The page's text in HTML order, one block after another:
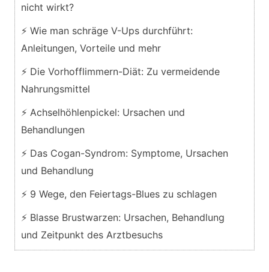
nicht wirkt?
⚡ Wie man schräge V-Ups durchführt:
Anleitungen, Vorteile und mehr
⚡ Die Vorhofflimmern-Diät: Zu vermeidende
Nahrungsmittel
⚡ Achselhöhlenpickel: Ursachen und
Behandlungen
⚡ Das Cogan-Syndrom: Symptome, Ursachen
und Behandlung
⚡ 9 Wege, den Feiertags-Blues zu schlagen
⚡ Blasse Brustwarzen: Ursachen, Behandlung
und Zeitpunkt des Arztbesuchs